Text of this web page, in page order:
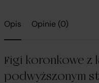
Opis Opinie (0)
Figi koronkowe z
podwyższonym